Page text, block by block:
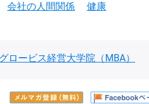
会社の人間関係
健康
グロービス経営大学院（MBA）